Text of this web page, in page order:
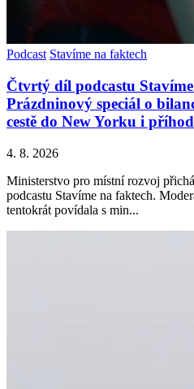
Podcast Stavíme na faktech
Čtvrtý díl podcastu
Prázdninový speciál o
cestě do New Yorku i
4. 8. 2026
Ministerstvo pro místní rozvoj
podcastu Stavíme na faktech.
tentokrát povídala s min...